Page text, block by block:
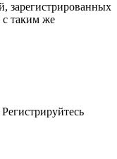
зарегистрированных
с таким же